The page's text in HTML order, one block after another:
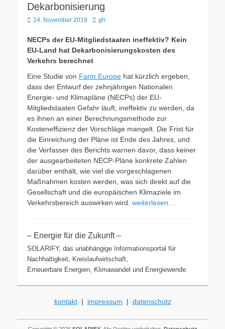
Dekarbonisierung
Veröffentlicht
24. November 2019 Autor
gh
NECPs der EU-Mitgliedstaaten ineffektiv? Kein
EU-Land hat Dekarbonisierungskosten des
Verkehrs berechnet
Eine Studie von Farm Europe hat kürzlich ergeben,
dass der Entwurf der zehnjährigen Nationalen
Energie- und Klimapläne (NECPs) der EU-
Mitgliedstaaten Gefahr läuft, ineffektiv zu werden, da
es ihnen an einer Berechnungsmethode zur
Kosteneffizienz der Vorschläge mangelt. Die Frist für
die Einreichung der Pläne ist Ende des Jahres, und
die Verfasser des Berichts warnen davor, dass keiner
der ausgearbeiteten NECP-Pläne konkrete Zahlen
darüber enthält, wie viel die vorgeschlagenen
Maßnahmen kosten werden, was sich direkt auf die
Gesellschaft und die europäischen Klimaziele im
Verkehrsbereich auswirken wird. weiterlesen…
– Energie für die Zukunft –
SOLARIFY, das unabhängige Informationsportal für
Nachhaltigkeit, Kreislaufwirtschaft,
Erneuerbare Energien, Klimawandel und Energiewende.
kontakt| impressum | datenschutz